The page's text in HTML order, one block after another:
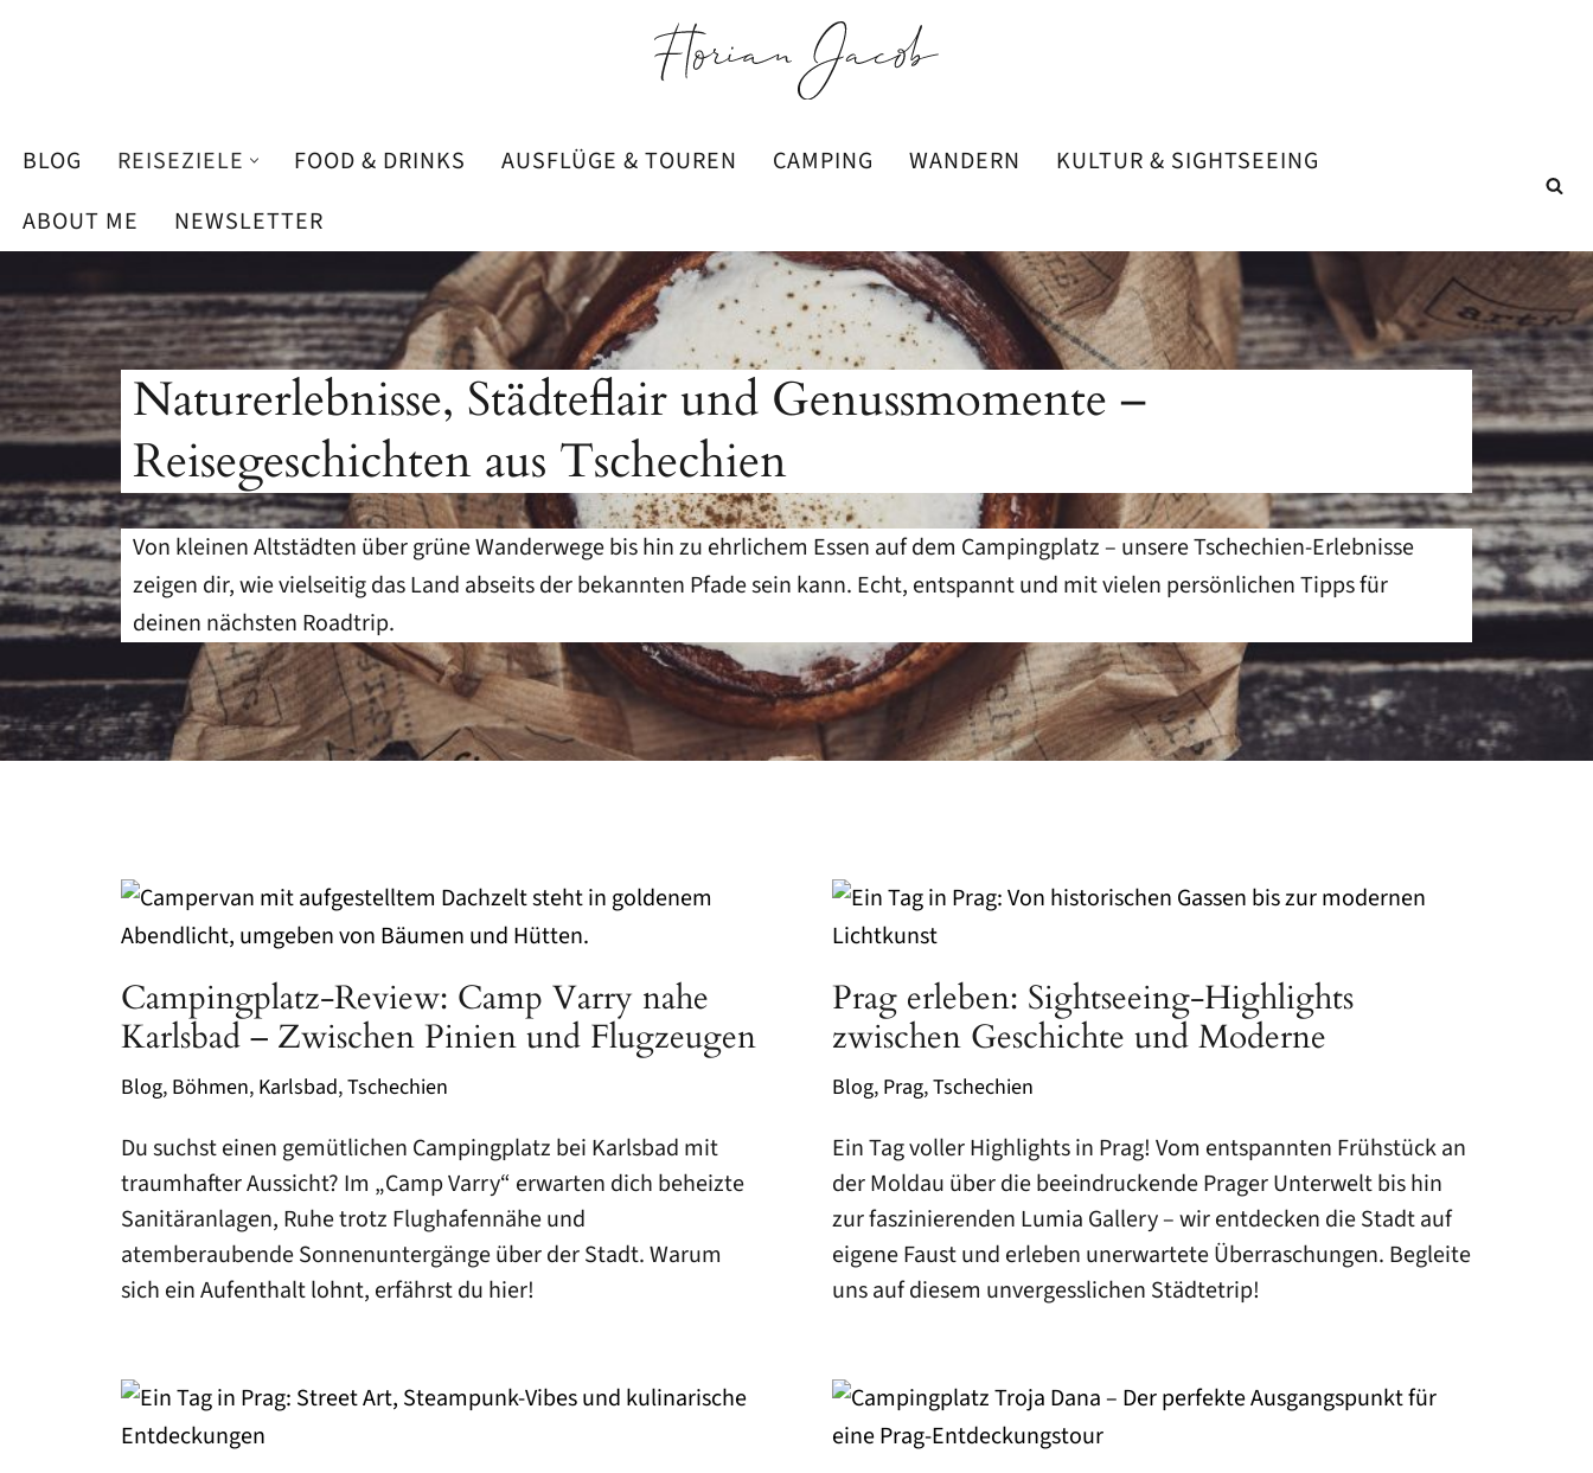
springen
BLOG REISEZIELE
DEUTSCHLAND
ÖSTERREICH
NIEDERLANDE
SPANIEN
MALLORCA
PORTUGAL
LANZAROTE
KROATIEN
TSCHECHIEN
FRANKREICH
NRW
RHEINLAND-PFALZ
BAYERN
NIEDERSACHSEN
HESSEN
THÜRINGEN
PROVENCE-ALPES-CÔTE D’AZUR
ATHEN
FOOD & DRINKS AUSFLÜGE & TOUREN CAMPING WANDERN
KULTUR & SIGHTSEEING
ABOUT ME
NEWSLETTER
Naturerlebnisse, Städteflair und Genussmomente –
Reisegeschichten aus Tschechien
Von kleinen Altstädten über grüne Wanderwege bis hin zu ehrlichem Essen auf dem Campingplatz – unsere Tschechien-Erlebnisse
zeigen dir, wie vielseitig das Land abseits der bekannten Pfade sein kann. Echt, entspannt und mit vielen persönlichen Tipps für
deinen nächsten Roadtrip.
Campingplatz-Review: Camp Varry nahe
Karlsbad – Zwischen Pinien und Flugzeugen
Blog, Böhmen, Karlsbad,Tschechien
Du suchst einen gemütlichen Campingplatz bei Karlsbad mit
traumhafter Aussicht? Im „Camp Varry“ erwarten dich beheizte
Sanitäranlagen, Ruhe trotz Flughafennähe und
atemberaubende Sonnenuntergänge über der Stadt. Warum
sich ein Aufenthalt lohnt, erfährst du hier!
Prag erleben: Sightseeing-Highlights
zwischen Geschichte und Moderne
Blog, Prag,Tschechien
Ein Tag voller Highlights in Prag! Vom entspannten Frühstück an
der Moldau über die beeindruckende Prager Unterwelt bis hin
zur faszinierenden Lumia Gallery – wir entdecken die Stadt auf
eigene Faust und erleben unerwartete Überraschungen. Begleite
uns auf diesem unvergesslichen Städtetrip!